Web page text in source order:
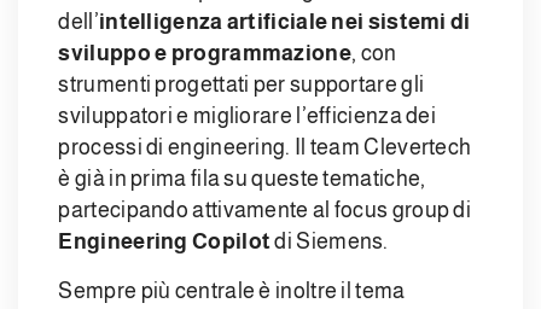
dell’intelligenza artificiale nei sistemi di
sviluppo e programmazione, con
strumenti progettati per supportare gli
sviluppatori e migliorare l’efficienza dei
processi di engineering. Il team Clevertech
è già in prima fila su queste tematiche,
partecipando attivamente al focus group di
Engineering Copilotdi Siemens.
Sempre più centrale è inoltre il tema